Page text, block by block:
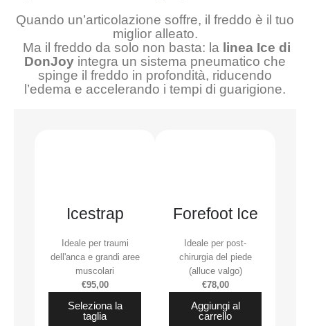
Quando un’articolazione soffre, il freddo è il tuo
miglior alleato.
Ma il freddo da solo non basta: la linea Ice di
DonJoy integra un sistema pneumatico che
spinge il freddo in profondità, riducendo
l’edema e accelerando i tempi di guarigione.
Icestrap
Ideale per traumi
dell'anca e grandi aree
muscolari
€95,00
Seleziona la
taglia
Forefoot Ice
Ideale per post-
chirurgia del piede
(alluce valgo)
€78,00
Aggiungi al
carrello